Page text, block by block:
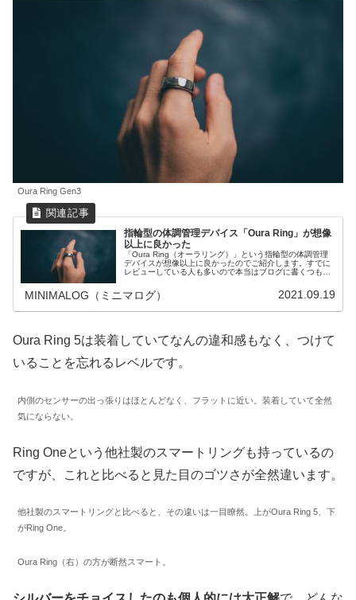
Oura Ring Gen3
指輪型の体調管理デバイス「Oura Ring」が想像
以上に良かった
「Oura Ring（オーラリング）」という指輪型の体調管理
デバイスが想像以上に良かったのでご紹介します。すでに
レビューしている人も多いので本当はブログに書くつもり
急遽書くことにしました。
MINIMALOG（ミニマログ） 2021.09.19
Oura Ring 5は装着していてなんの違和感もなく、つけて
いることを忘れるレベルです。
内側のセンサーの出っ張りはほとんどなく、フラットに近い。装着していて全然
気にならない。
Ring Oneという他社製のスマートリングも持っているの
ですが、これと比べると見た目のゴツさが全然違います。
他社製のスマートリングと比べると、その違いは一目瞭然。上がOura Ring 5、下
がRing One。
Oura Ring（右）の方が断然スマート。